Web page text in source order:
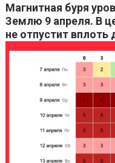
Магнитная буря
Землю 9 апреля. В
не отпустит вплоть